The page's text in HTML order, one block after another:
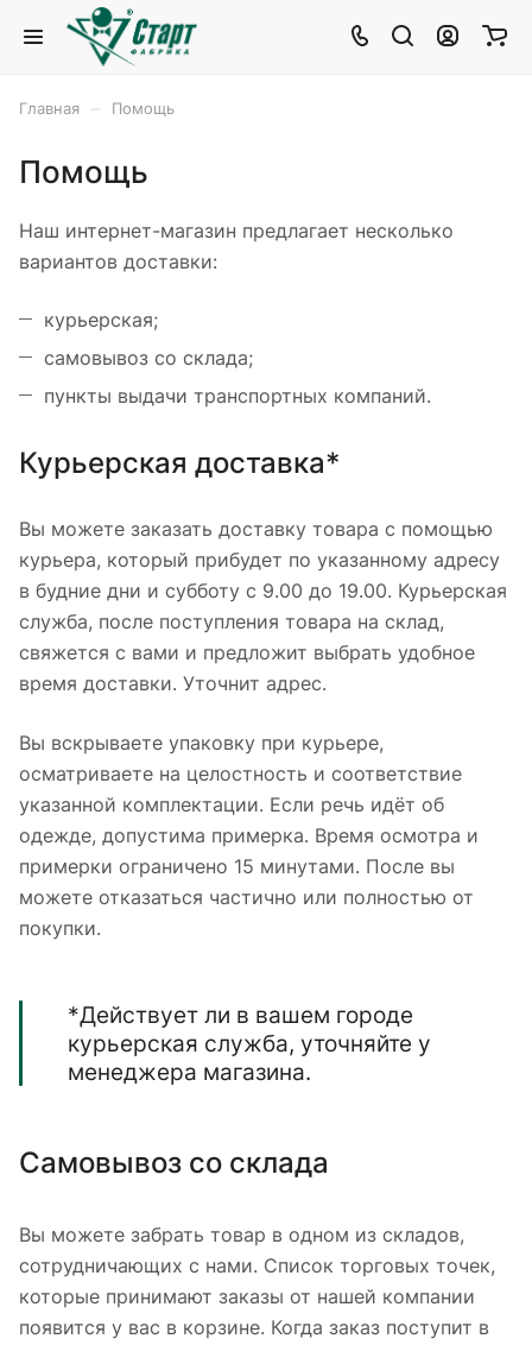
Главная Помощь
Помощь
Наш интернет-магазин предлагает несколько
вариантов доставки:
курьерская;
самовывоз со склада;
пункты выдачи транспортных компаний.
Курьерская доставка*
Вы можете заказать доставку товара с помощью
курьера, который прибудет по указанному адресу
в будние дни и субботу с 9.00 до 19.00. Курьерская
служба, после поступления товара на склад,
свяжется с вами и предложит выбрать удобное
время доставки. Уточнит адрес.
Вы вскрываете упаковку при курьере,
осматриваете на целостность и соответствие
указанной комплектации. Если речь идёт об
одежде, допустима примерка. Время осмотра и
примерки ограничено 15 минутами. После вы
можете отказаться частично или полностью от
покупки.
*Действует ли в вашем городе
курьерская служба, уточняйте у
менеджера магазина.
Самовывоз со склада
Вы можете забрать товар в одном из складов,
сотрудничающих с нами. Список торговых точек,
которые принимают заказы от нашей компании
появится у вас в корзине. Когда заказ поступит в